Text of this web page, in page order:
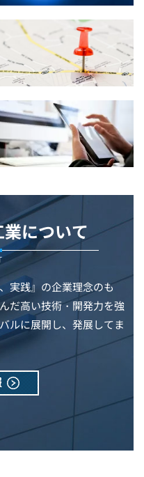
業について
実践』の企業理念のも
だ高い技術・開発力を強
ルに展開し、発展してま